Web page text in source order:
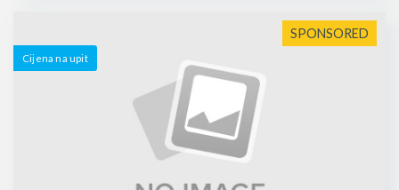
SPONSORED
Cijena na upit